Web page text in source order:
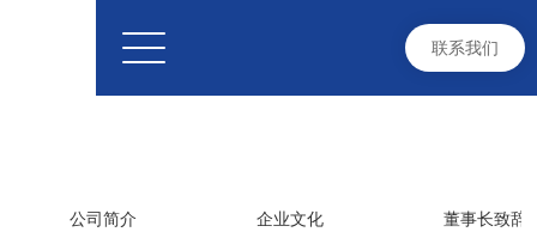
联系我们
公司简介 企业文化 董事长致辞